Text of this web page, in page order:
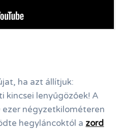
ha azt állítjuk:
kincsei lenyűgözőek! A
négyzetkilométeren
hegyláncoktól a zord